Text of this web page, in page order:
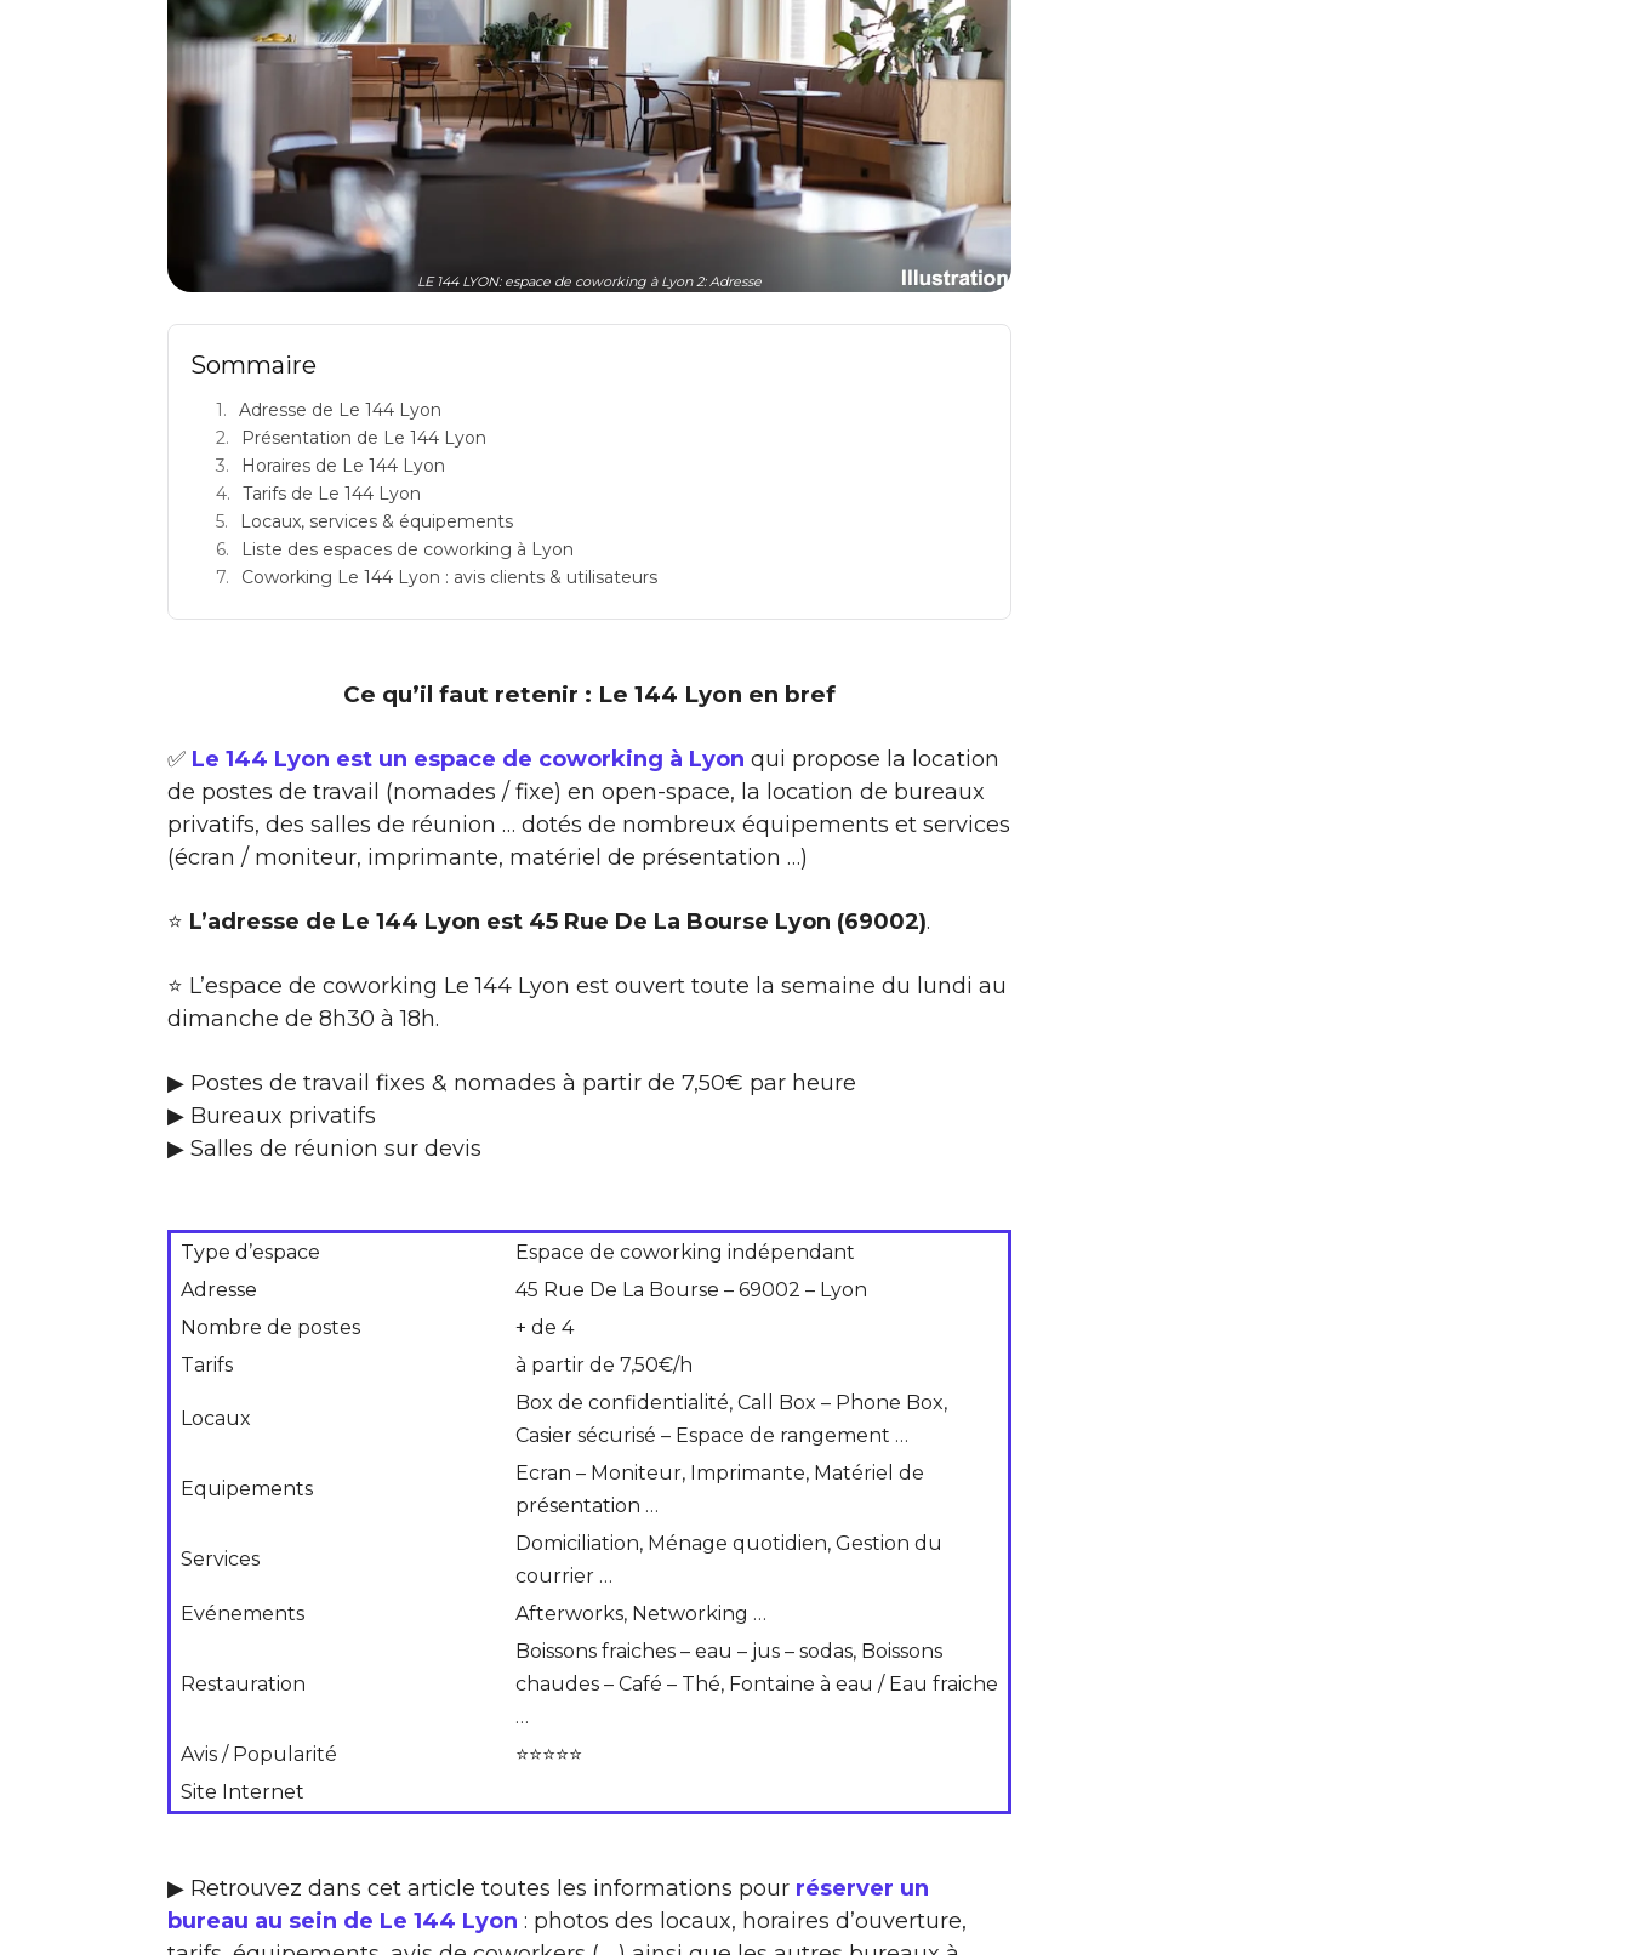
LE 144 LYON: espace de coworking à Lyon 2: Adresse
Sommaire
Adresse de Le 144 Lyon
Présentation de Le 144 Lyon
Horaires de Le 144 Lyon
Tarifs de Le 144 Lyon
Locaux, services & équipements
Liste des espaces de coworking à Lyon
Coworking Le 144 Lyon : avis clients & utilisateurs
Ce qu’il faut retenir : Le 144 Lyon en bref
✅ Le 144 Lyon est un espace de coworking à Lyon qui propose la location
de postes de travail (nomades / fixe) en open-space, la location de bureaux
privatifs, des salles de réunion … dotés de nombreux équipements et services
(écran / moniteur, imprimante, matériel de présentation …)
⭐ L’adresse de Le 144 Lyon est 45 Rue De La Bourse Lyon (69002).
⭐ L’espace de coworking Le 144 Lyon est ouvert toute la semaine du lundi au
dimanche de 8h30 à 18h.
▶ Postes de travail fixes & nomades à partir de 7,50€ par heure
▶ Bureaux privatifs
▶ Salles de réunion sur devis
Type d’espace
Espace de coworking indépendant
Adresse
45 Rue De La Bourse – 69002 – Lyon
Nombre de postes
+ de 4
Tarifs
à partir de 7,50€/h
Locaux
Box de confidentialité, Call Box – Phone Box,
Casier sécurisé – Espace de rangement …
Equipements
Ecran – Moniteur, Imprimante, Matériel de
présentation …
Services
Domiciliation, Ménage quotidien, Gestion du
courrier …
Evénements
Afterworks, Networking …
Restauration
Boissons fraiches – eau – jus – sodas, Boissons
chaudes – Café – Thé, Fontaine à eau / Eau fraiche
…
Avis / Popularité
⭐⭐⭐⭐⭐
Site Internet
▶ Retrouvez dans cet article toutes les informations pour réserver un
bureau au sein de Le 144 Lyon : photos des locaux, horaires d’ouverture,